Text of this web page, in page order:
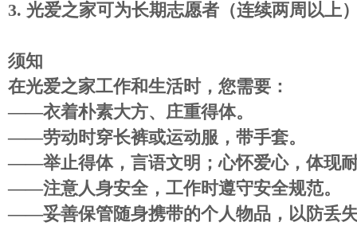
3. 光爱之家可为长期志愿者 （连续两周以上
须知
在光爱之家工作和生活时，您需要：
――衣着朴素大方、庄重得体。
――劳动时穿长裤或运动服，带手套。
――举止得体，言语文明；心怀爱心，体现
――注意人身安全，工作时遵守安全规范。
――妥善保管随身携带的个人物品，以防丢